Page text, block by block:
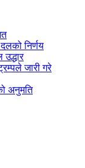
निर्णय
जारी गरे
अनुमति